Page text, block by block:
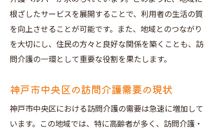
自分に合った求人を選ぶための条件確認
訪問介護職場の評判を事前に調査する方法
求人内容の詳細を理解するためのヒント
訪問介護の福利厚生に注目する
実際の職場見学の重要性
応募成功のコツ神戸市中央区における訪問介護
求人
根ざしたサービスを展開することで、利用者の生活の質
を向上させることが可能です。また、地域とのつながり
を大切にし、住民の方々と良好な関係を築くことも、訪
問介護の一環として重要な役割を果たします。
神戸市中央区の訪問介護需要の現状
神戸市中央区における訪問介護の需要は急速に増加して
います。この地域では、特に高齢者が多く、訪問介護・